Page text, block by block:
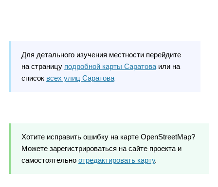
Для детального изучения местности перейдите
на страницу подробной карты Саратоваили на
список всех улиц Саратова
Хотите исправить ошибку на карте OpenStreetMap?
Можете зарегистрироваться на сайте проекта и
самостоятельно отредактировать карту.